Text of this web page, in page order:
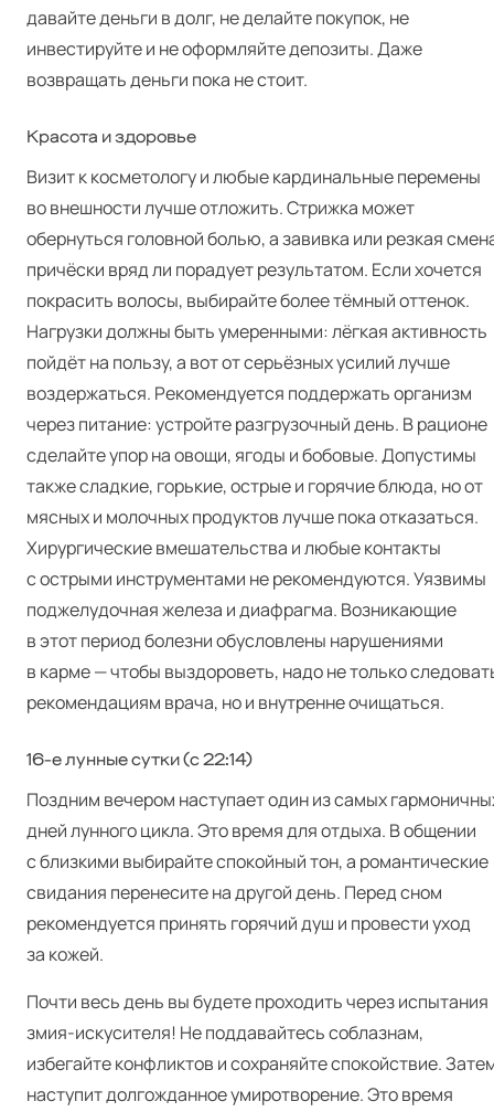
давайте деньги в долг, не делайте покупок, не
инвестируйте и не оформляйте депозиты. Даже
возвращать деньги пока не стоит.
Красота и здоровье
Визит к косметологу и любые кардинальные перемены
во внешности лучше отложить. Стрижка может
обернуться головной болью, а завивка или резкая
причёски вряд ли порадует результатом. Если хочется
покрасить волосы, выбирайте более тёмный оттенок.
Нагрузки должны быть умеренными: лёгкая активность
пойдёт на пользу, а вот от серьёзных усилий лучше
воздержаться. Рекомендуется поддержать организм
через питание: устройте разгрузочный день. В рационе
сделайте упор на овощи, ягоды и бобовые. Допустимы
также сладкие, горькие, острые и горячие блюда, но от
мясных и молочных продуктов лучше пока отказаться.
Хирургические вмешательства и любые контакты
с острыми инструментами не рекомендуются. Уязвимы
поджелудочная железа и диафрагма. Возникающие
в этот период болезни обусловлены нарушениями
в карме — чтобы выздороветь, надо не только
рекомендациям врача, но и внутренне очищаться.
16‑е лунные сутки (с 22:14)
Поздним вечером наступает один из самых
дней лунного цикла. Это время для отдыха. В общении
с близкими выбирайте спокойный тон, а романтические
свидания перенесите на другой день. Перед сном
рекомендуется принять горячий душ и провести уход
за кожей.
Почти весь день вы будете проходить через испытания
змия-искусителя! Не поддавайтесь соблазнам,
избегайте конфликтов и сохраняйте спокойствие.
наступит долгожданное умиротворение. Это время